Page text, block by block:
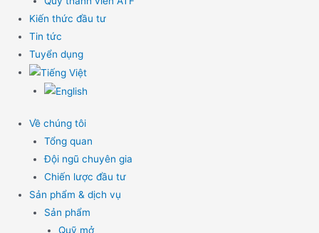
Kiến thức đầu tư
Tin tức
Tuyển dụng
Về chúng tôi
Tổng quan
Đội ngũ chuyên gia
Chiến lược đầu tư
Sản phẩm & dịch vụ
Sản phẩm
Quỹ mở